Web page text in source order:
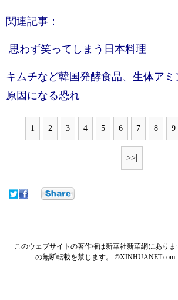
関連記事：
思わず笑ってしまう日本料理
キムチなど韓国発酵食品、生体ア
原因になる恐れ
1 2 3 4 5 6 7 8 9
>>|
このウェブサイトの著作権は新華社新華網にあり
の無断転載を禁じます。 ©XINHUANET.com